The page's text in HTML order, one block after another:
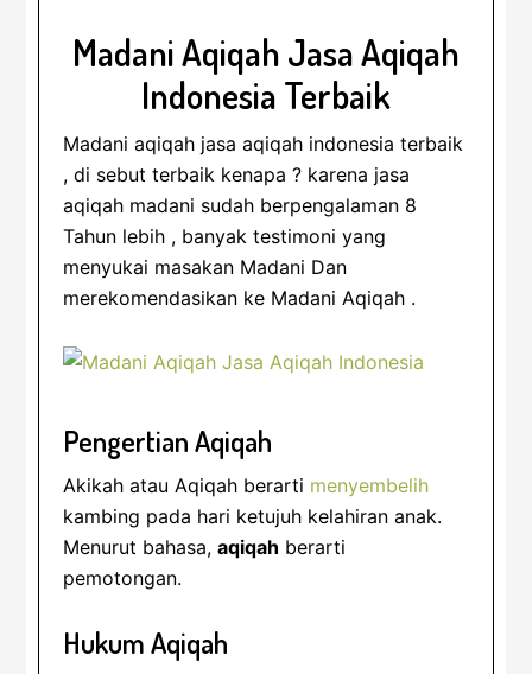
Madani Aqiqah Jasa Aqiqah
Indonesia Terbaik
Madani aqiqah jasa aqiqah indonesia terbaik
, di sebut terbaik kenapa ? karena jasa
aqiqah madani sudah berpengalaman 8
Tahun lebih , banyak testimoni yang
menyukai masakan Madani Dan
merekomendasikan ke Madani Aqiqah .
Pengertian Aqiqah
Akikah atau Aqiqah berarti menyembelih
kambing pada hari ketujuh kelahiran anak.
Menurut bahasa,aqiqah berarti
pemotongan.
Hukum Aqiqah